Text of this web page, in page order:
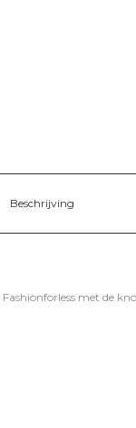
Beschrijving
Fashionforless met de